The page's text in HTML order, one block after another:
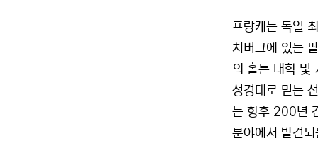
프랑케는 독일
치버그에 있는
의 홀튼 대학 및
성경대로 믿는
는 향후 200년
분야에서 발견